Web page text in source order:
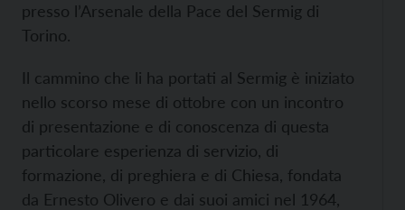
presso l’Arsenale della Pace del Sermig di
Torino.
Il cammino che li ha portati al Sermig è iniziato
nello scorso mese di ottobre con un incontro
di presentazione e di conoscenza di questa
particolare esperienza di servizio, di
formazione, di preghiera e di Chiesa, fondata
da Ernesto Olivero e dai suoi amici nel 1964,